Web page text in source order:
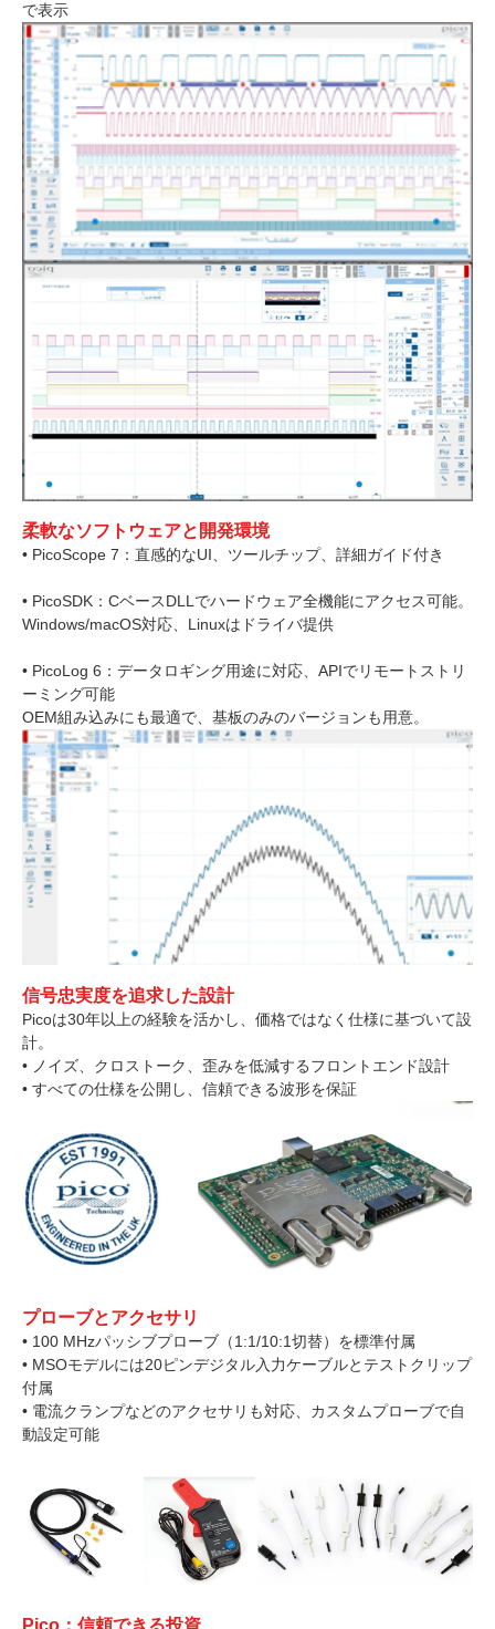
で表示
柔軟なソフトウェアと開発環境
• PicoScope 7：直感的なUI、ツールチップ、詳細ガイド付き
• PicoSDK：CベースDLLでハードウェア全機能にアクセス可能。
Windows/macOS対応、Linuxはドライバ提供
• PicoLog 6：データロギング用途に対応、APIでリモートストリ
ーミング可能
OEM組み込みにも最適で、基板のみのバージョンも用意。
信号忠実度を追求した設計
Picoは30年以上の経験を活かし、価格ではなく仕様に基づいて設
計。
• ノイズ、クロストーク、歪みを低減するフロントエンド設計
• すべての仕様を公開し、信頼できる波形を保証
プローブとアクセサリ
• 100 MHzパッシブプローブ（1:1/10:1切替）を標準付属
• MSOモデルには20ピンデジタル入力ケーブルとテストクリップ
付属
• 電流クランプなどのアクセサリも対応、カスタムプローブで自
動設定可能
Pico：信頼できる投資